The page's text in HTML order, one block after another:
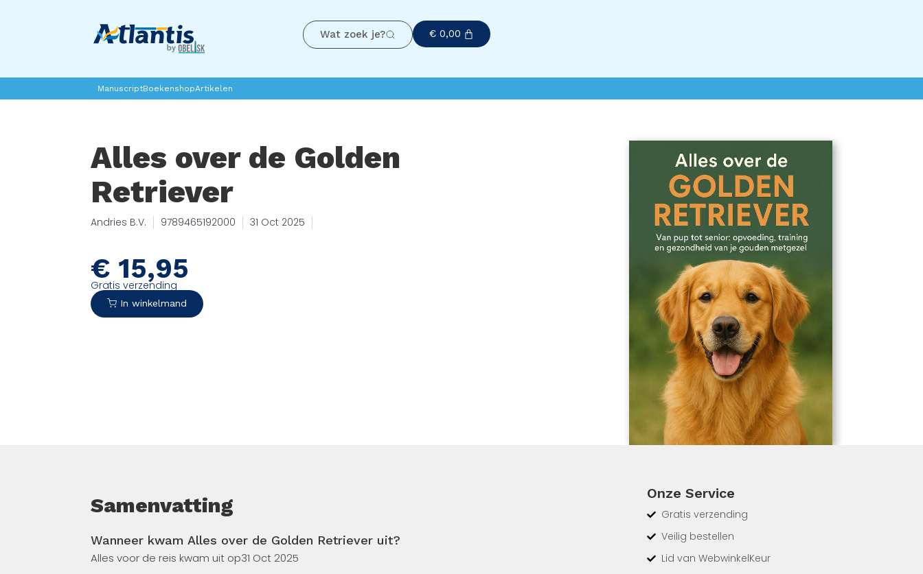
Wat zoek je? €0,00
ManuscriptBoekenshopArtikelen
Alles over de Golden
Retriever
Andries B.V. 9789465192000 31 Oct 2025
€ 15,95
Gratis verzending
In winkelmand
Samenvatting
Wanneer kwam Alles over de Golden Retriever uit?
Alles voor de reis kwam uit op31 Oct 2025
Onze Service
Gratis verzending
Veilig bestellen
Lid van WebwinkelKeur